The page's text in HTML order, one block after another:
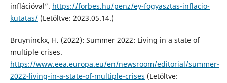
inflációval”. https://forbes.hu/penz/ey-fogyasztas-inflacio-
kutatas/(Letöltve: 2023.05.14.)
Bruyninckx, H. (2022): Summer 2022: Living in a state of
multiple crises.
https://www.eea.europa.eu/en/newsroom/editorial/summer-
2022-living-in-a-state-of-multiple-crises (Letöltve: